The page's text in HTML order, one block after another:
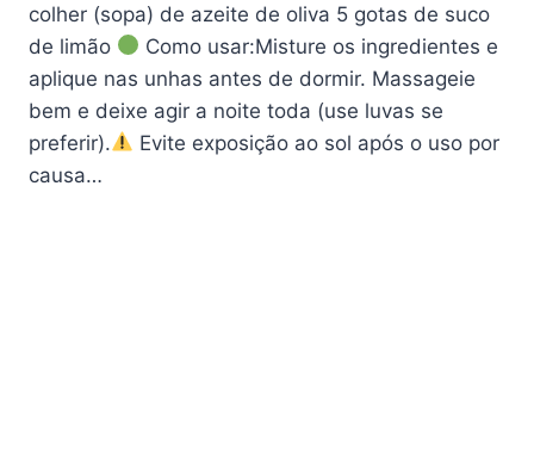
colher (sopa) de azeite de oliva 5 gotas de suco
de limão
Como usar:Misture os ingredientes e
aplique nas unhas antes de dormir. Massageie
bem e deixe agir a noite toda (use luvas se
preferir).
Evite exposição ao sol após o uso por
causa…